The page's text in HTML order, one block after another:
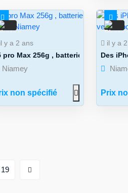
7
il y a 2 ans
pro Max 256g , batterie 100%
Niamey
non spécifié
4
il y a
Des
Prix
19